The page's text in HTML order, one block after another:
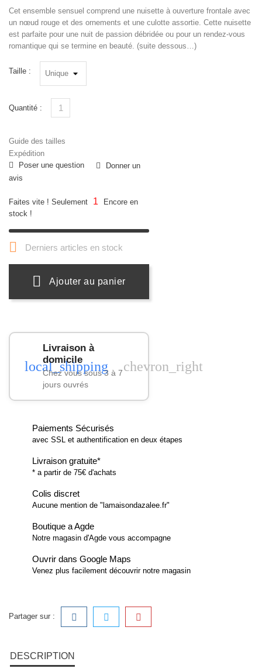
Cet ensemble sensuel comprend une nuisette à ouverture frontale avec
un nœud rouge et des ornements et une culotte assortie. Cette nuisette
est parfaite pour une nuit de passion débridée ou pour un rendez-vous
romantique qui se termine en beauté. (suite dessous…)
Taille :
Quantité :
Guide des tailles
Expédition
Poser une question
Donner un
avis
Faites vite ! Seulement 1
Encore en
stock !
 Derniers articles en stock
Ajouter au panier
local_shipping
Livraison à
domicile
Chez vous sous 3 à 7
jours ouvrés
chevron_right
Paiements Sécurisés
avec SSL et authentification en deux étapes
Livraison gratuite*
* a partir de 75€ d'achats
Colis discret
Aucune mention de "lamaisondazalee.fr"
Boutique a Agde
Notre magasin d'Agde vous accompagne
Ouvrir dans Google Maps
Venez plus facilement découvrir notre magasin
Partager sur :
DESCRIPTION